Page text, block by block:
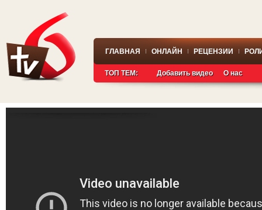
ГЛАВНАЯ ОНЛАЙН РЕЦЕНЗИИ
ТОП ТЕМ: Добавить видео О нас